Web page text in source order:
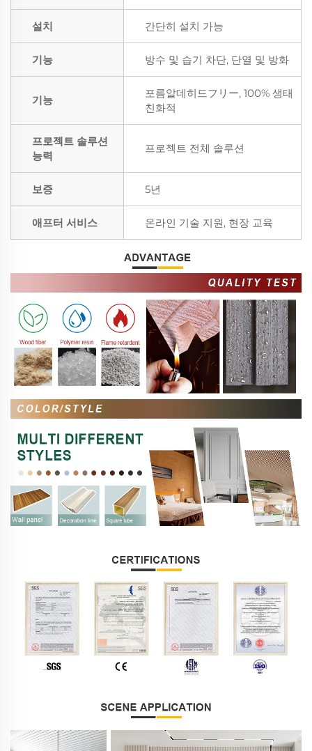
설치 간단히 설치 가능
기능 방수 및 습기 차단, 단열 및 방화
기능
포름알데히드フリー, 100% 생태
친화적
프로젝트 솔루션
능력
프로젝트 전체 솔루션
보증 5년
애프터 서비스 온라인 기술 지원, 현장 교육